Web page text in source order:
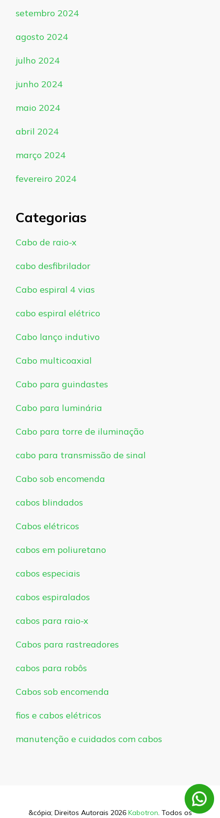
setembro 2024
agosto 2024
julho 2024
junho 2024
maio 2024
abril 2024
março 2024
fevereiro 2024
Categorias
Cabo de raio-x
cabo desfibrilador
Cabo espiral 4 vias
cabo espiral elétrico
Cabo lanço indutivo
Cabo multicoaxial
Cabo para guindastes
Cabo para luminária
Cabo para torre de iluminação
cabo para transmissão de sinal
Cabo sob encomenda
cabos blindados
Cabos elétricos
cabos em poliuretano
cabos especiais
cabos espiralados
cabos para raio-x
Cabos para rastreadores
cabos para robôs
Cabos sob encomenda
fios e cabos elétricos
manutenção e cuidados com cabos
&cópia; Direitos Autorais 2026 Kabotron. Todos os